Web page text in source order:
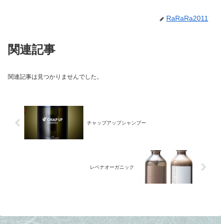
RaRaRa2011
関連記事
関連記事は見つかりませんでした。
チャップアップシャンプー
レベナオーガニック